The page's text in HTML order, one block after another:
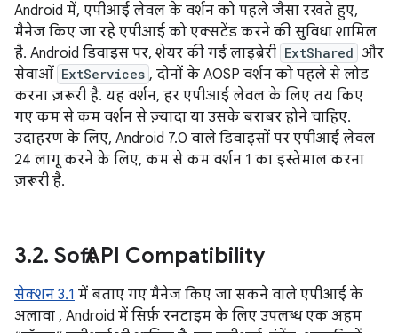
Android में, एपीआई लेवल के वर्शन को पहले जैसा रखते हुए,
मैनेज किए जा रहे एपीआई को एक्सटेंड करने की सुविधा शामिल
है. Android डिवाइस पर, शेयर की गई लाइब्रेरी ExtShared और
सेवाओं ExtServices , दोनों के AOSP वर्शन को पहले से लोड
करना ज़रूरी है. यह वर्शन, हर एपीआई लेवल के लिए तय किए
गए कम से कम वर्शन से ज़्यादा या उसके बराबर होने चाहिए.
उदाहरण के लिए, Android 7.0 वाले डिवाइसों पर एपीआई लेवल
24 लागू करने के लिए, कम से कम वर्शन 1 का इस्तेमाल करना
ज़रूरी है.
3.2. Soft API Compatibility
सेक्शन 3.1 में बताए गए मैनेज किए जा सकने वाले एपीआई के
अलावा , Android में सिर्फ़ रनटाइम के लिए उपलब्ध एक अहम